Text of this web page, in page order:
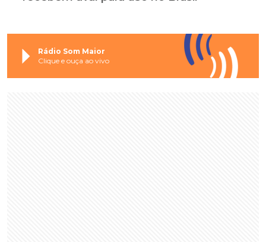
Rádio Som Maior
Clique e ouça ao vivo